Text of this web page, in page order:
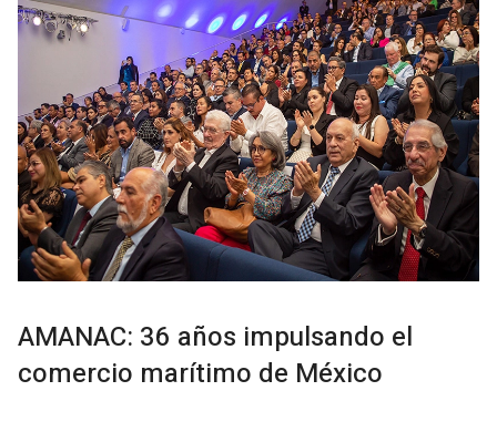
AMANAC: 36 años impulsando el
comercio marítimo de México